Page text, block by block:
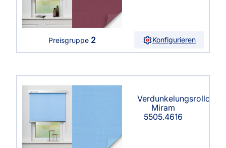
Preisgruppe 2 Konfigurieren
Verdunkelungsrollo
Miram
5505.4616